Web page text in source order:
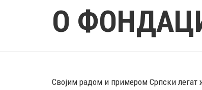
О
Својим радом и примером Српски легат